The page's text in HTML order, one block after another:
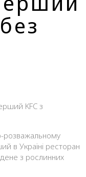
в Україні ресторан
з рослинних